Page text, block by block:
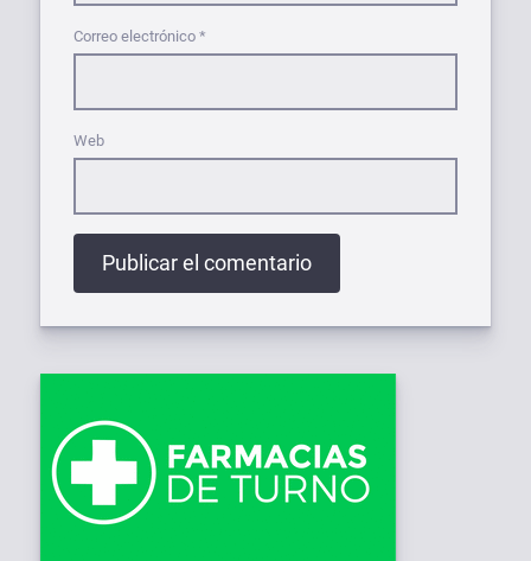
Correo electrónico *
Web